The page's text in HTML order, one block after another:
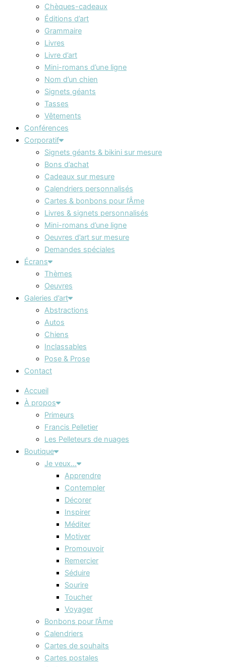
Chèques-cadeaux
Éditions d’art
Grammaire
Livres
Livre d’art
Mini-romans d’une ligne
Nom d’un chien
Signets géants
Tasses
Vêtements
Conférences
Corporatif
Signets géants & bikini sur mesure
Bons d’achat
Cadeaux sur mesure
Calendriers personnalisés
Cartes & bonbons pour l’Âme
Livres & signets personnalisés
Mini-romans d’une ligne
Oeuvres d’art sur mesure
Demandes spéciales
Écrans
Thèmes
Oeuvres
Galeries d’art
Abstractions
Autos
Chiens
Inclassables
Pose & Prose
Contact
Accueil
À propos
Primeurs
Francis Pelletier
Les Pelleteurs de nuages
Boutique
Je veux…
Apprendre
Contempler
Décorer
Inspirer
Méditer
Motiver
Promouvoir
Remercier
Séduire
Sourire
Toucher
Voyager
Bonbons pour l’Âme
Calendriers
Cartes de souhaits
Cartes postales